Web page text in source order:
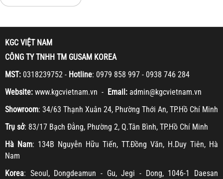
KGC VIỆT NAM
CÔNG TY TNHH TM GUSAM KOREA
MST: 0318239752 - Hotline: 0979 858 997 - 0938 746 284
Website: www.kgcvietnam.vn - Email: admin@kgcvietnam.vn
Showroom: 34/63 Thạnh Xuân 24, Phường Thới An, TP.Hồ Chí Minh
Trụ sở: 83/17 Bạch Đằng, Phường 2, Q.Tân Bình, TP.Hồ Chí Minh
Hà Nam: 134B Nguyễn Hữu Tiến, TT.Đồng Văn, H.Duy Tiên, Hà
Nam
Korea: Seoul, Dongdeamun - Gu, Jegi - Dong, 1046-1 Daesan